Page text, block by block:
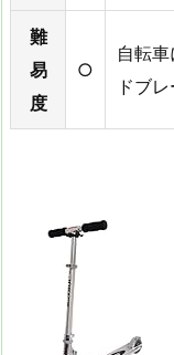
難
易
度
○
自転
ドブ